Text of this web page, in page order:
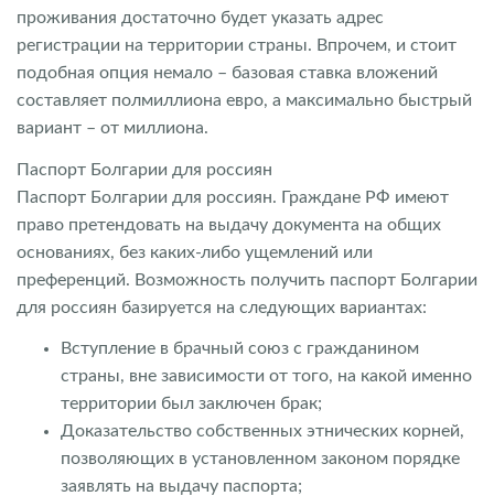
проживания достаточно будет указать адрес
регистрации на территории страны. Впрочем, и стоит
подобная опция немало – базовая ставка вложений
составляет полмиллиона евро, а максимально быстрый
вариант – от миллиона.
Паспорт Болгарии для россиян
Паспорт Болгарии для россиян. Граждане РФ имеют
право претендовать на выдачу документа на общих
основаниях, без каких-либо ущемлений или
преференций. Возможность получить паспорт Болгарии
для россиян базируется на следующих вариантах:
Вступление в брачный союз с гражданином
страны, вне зависимости от того, на какой именно
территории был заключен брак;
Доказательство собственных этнических корней,
позволяющих в установленном законом порядке
заявлять на выдачу паспорта;